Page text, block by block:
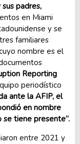
padres,
en Miami
y se
familiares
nombre es el
Reporting
periodístico
ante la AFIP, el
en nombre
se tiene presente”.
entre 2021 y